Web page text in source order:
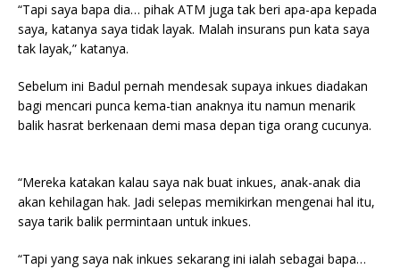
“Tapi saya bapa dia… pihak ATM juga tak beri apa-apa kepada
saya, katanya saya tidak layak. Malah insurans pun kata saya
tak layak,” katanya.
Sebelum ini Badul pernah mendesak supaya inkues diadakan
bagi mencari punca kema-tian anaknya itu namun menarik
balik hasrat berkenaan demi masa depan tiga orang cucunya.
“Mereka katakan kalau saya nak buat inkues, anak-anak dia
akan kehilagan hak. Jadi selepas memikirkan mengenai hal itu,
saya tarik balik permintaan untuk inkues.
“Tapi yang saya nak inkues sekarang ini ialah sebagai bapa…